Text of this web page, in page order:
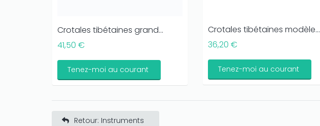
Crotales tibétaines grand...
41,50 €
Tenez-moi au courant
Crotales tibétaines modèle...
36,20 €
Tenez-moi au courant
Retour: Instruments